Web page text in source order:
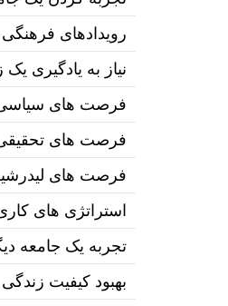
رویدادهای
نیاز به یادگیری
فرصت های
فرصت های تحقیقی
فرصت های
استراتژی های
تجربه یک جامعه
بهبود کیفیت